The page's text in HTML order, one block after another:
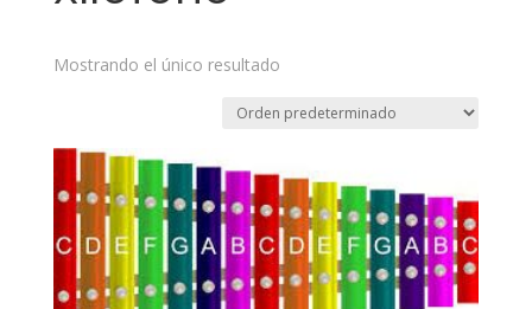
Mostrando el único resultado